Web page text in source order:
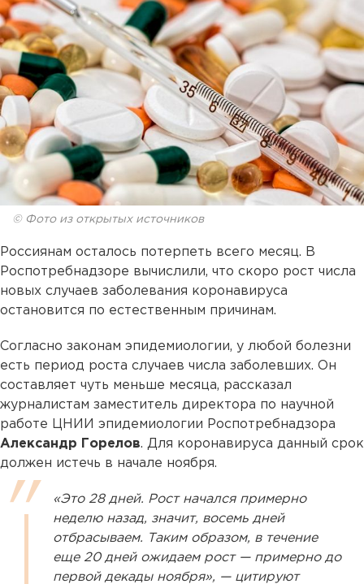
© Фото из открытых источников
Россиянам осталось потерпеть всего месяц. В
Роспотребнадзоре вычислили, что скоро рост числа
новых случаев заболевания коронавируса
остановится по естественным причинам.
Согласно законам эпидемиологии, у любой болезни
есть период роста случаев числа заболевших. Он
составляет чуть меньше месяца, рассказал
журналистам заместитель директора по научной
работе ЦНИИ эпидемиологии Роспотребнадзора
Александр Горелов. Для коронавируса данный срок
должен истечь в начале ноября.
«Это 28 дней. Рост начался примерно
неделю назад, значит, восемь дней
отбрасываем. Таким образом, в течение
еще 20 дней ожидаем рост — примерно до
первой декады ноября», — цитируют